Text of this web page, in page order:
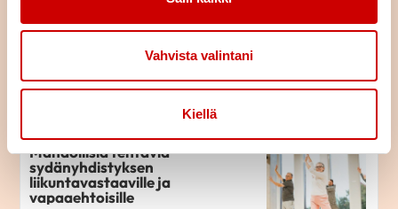
Vahvista valintani
Kiellä
Linkkejä liikuntamateriaaleihin
ja niiden rakentamiseen
LUE ARTIKKELI
Mahdollisia tehtäviä
sydänyhdistyksen
liikuntavastaaville ja
vapaaehtoisille